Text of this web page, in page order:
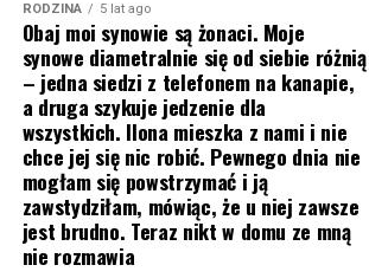
RODZINA 5 lat ago
Obaj moi synowie są żonaci. Moje
synowe diametralnie się od siebie różnią
– jedna siedzi z telefonem na kanapie,
a druga szykuje jedzenie dla
wszystkich. Ilona mieszka z nami i nie
chce jej się nic robić. Pewnego dnia nie
mogłam się powstrzymać i ją
zawstydziłam, mówiąc, że u niej zawsze
jest brudno. Teraz nikt w domu ze mną
nie rozmawia